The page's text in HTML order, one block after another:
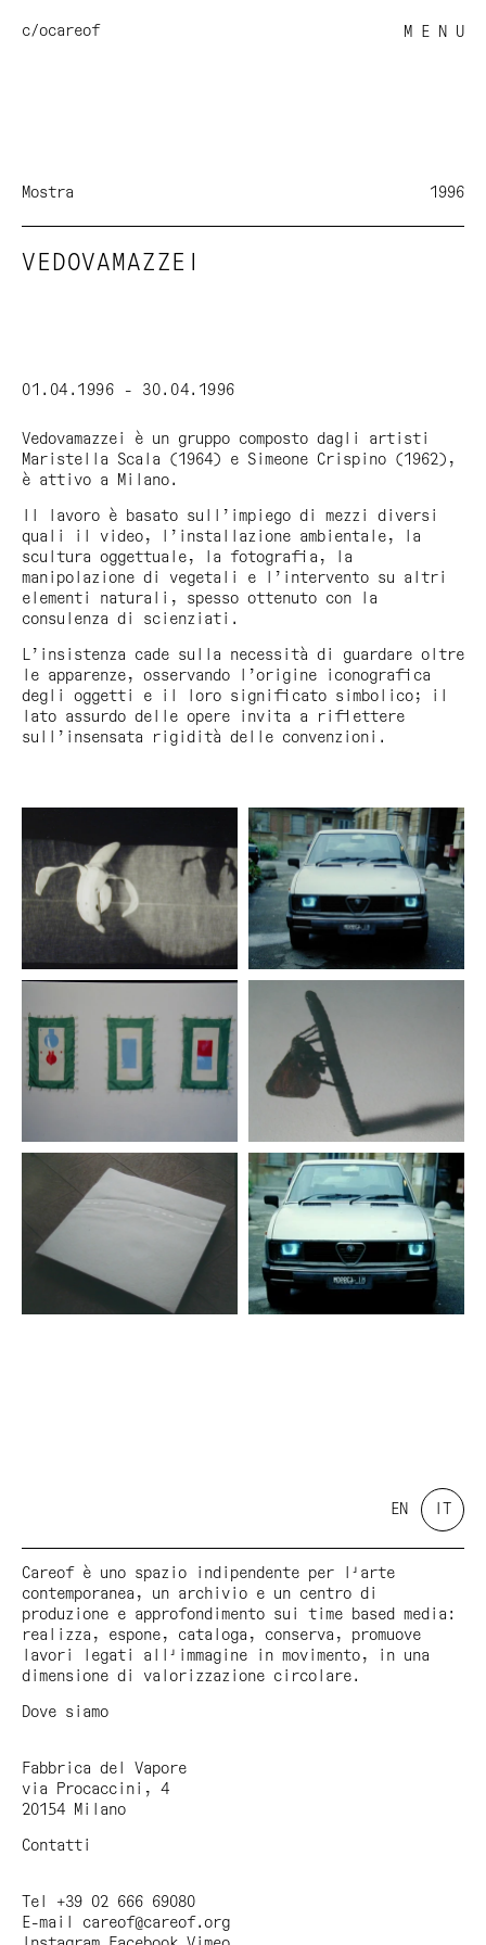
c/ocareof M E N U
Mostra 1996
VEDOVAMAZZEI
01.04.1996 - 30.04.1996
Vedovamazzei è un gruppo composto dagli artisti
Maristella Scala (1964) e Simeone Crispino (1962),
è attivo a Milano.
Il lavoro è basato sull’impiego di mezzi diversi
quali il video, l’installazione ambientale, la
scultura oggettuale, la fotografia, la
manipolazione di vegetali e l’intervento su altri
elementi naturali, spesso ottenuto con la
consulenza di scienziati.
L’insistenza cade sulla necessità di guardare oltre
le apparenze, osservando l’origine iconografica
degli oggetti e il loro significato simbolico; il
lato assurdo delle opere invita a riflettere
sull’insensata rigidità delle convenzioni.
EN
Careof è uno spazio indipendente per l'arte
contemporanea, un archivio e un centro di
produzione e approfondimento sui time based media:
realizza, espone, cataloga, conserva, promuove
lavori legati all'immagine in movimento, in una
dimensione di valorizzazione circolare.
Dove siamo
Fabbrica del Vapore
via Procaccini, 4
20154 Milano
Contatti
Tel +39 02 666 69080
E-mail careof@careof.org